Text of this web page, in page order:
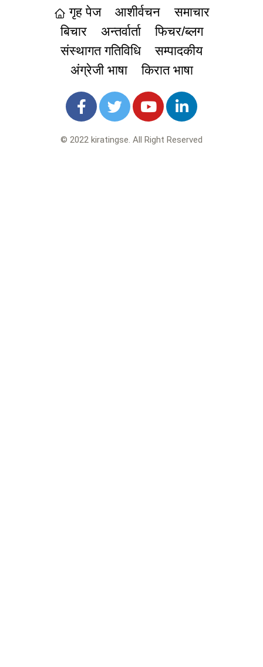
गृह पेज आशीर्वचन
समाचार
बिचार
अन्तर्वार्ता
फिचर/ब्लग
संस्थागत गतिविधि
सम्पादकीय
अंग्रेजी भाषा
किरात भाषा
© 2022 kiratingse. All Right Reserved